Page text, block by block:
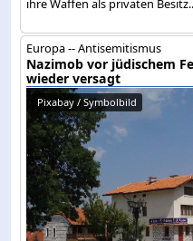
ihre Waffen als privaten
Europa -- Antisemitismus
Nazimob vor jüdischem
wieder versagt
Pixabay / Symbolbild